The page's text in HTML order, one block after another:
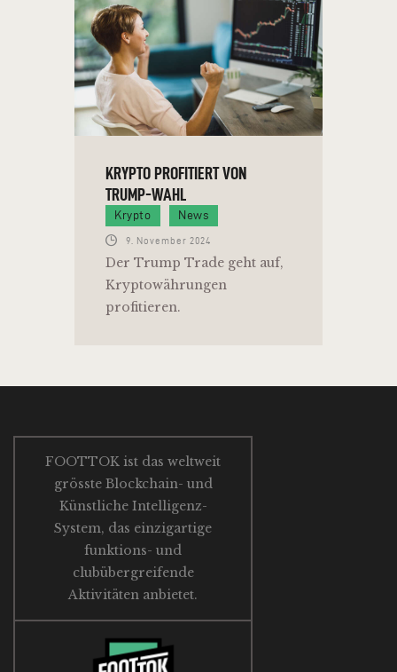
KRYPTO PROFITIERT VON
TRUMP-WAHL
Krypto News
9. November 2024
Der Trump Trade geht auf,
Kryptowährungen
profitieren.
FOOTTOK ist das weltweit
grösste Blockchain- und
Künstliche Intelligenz-
System, das einzigartige
funktions- und
clubübergreifende
Aktivitäten anbietet.